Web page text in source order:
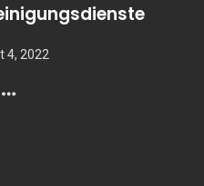
4, 2022